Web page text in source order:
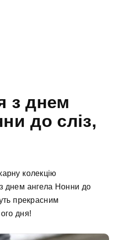
з днем
до сліз,
колекцію
днем ангела Нонни до
прекрасним
дня!